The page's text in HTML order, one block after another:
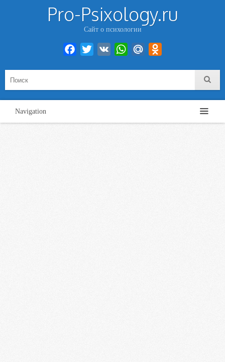
Pro-Psixology.ru
Сайт о психологии
Facebook
Twitter VK WhatsAppMail.Ru
Navigation